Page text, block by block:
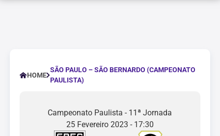
HOME
SÃO PAULO – SÃO BERNARDO (CAMPEONATO
PAULISTA)
Campeonato Paulista - 11ª Jornada
25 Fevereiro 2023 - 17:30